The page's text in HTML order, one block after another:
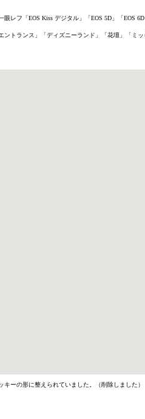
レフ「EOS Kiss デジタル」「EOS 5D」「EOS
ントランス」「ディズニーランド」「花壇」「ミッ
ーの形に整えられていました。（削除しました）